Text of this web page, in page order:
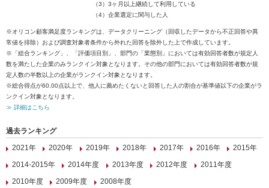
（3）3ヶ月以上継続して利用している
（4）企業選定に関与した人
※オリコン顧客満足度ランキングは、データクリーニング（回収したデータから不正回答や異
常値を排除）および調査対象者条件から外れた回答を除外した上で作成しています。
※「総合ランキング」、「評価項目別」、部門の「業態別」においては有効回答者数が規定人
数を満たした企業のみランクイン対象となります。その他の部門においては有効回答者数が規
定人数の半数以上の企業がランクイン対象となります。
※総合得点が60.00点以上で、他人に薦めたくないと回答した人の割合が基準値以下の企業がラ
ンクイン対象となります。
≫ 詳細はこちら
過去ランキング
2021年
2020年 2019年 2018年 2017年 2016年
2015年
2014-2015年
2014年度 2013年度 2012年度
2011年度
2010年度
2009年度 2008年度